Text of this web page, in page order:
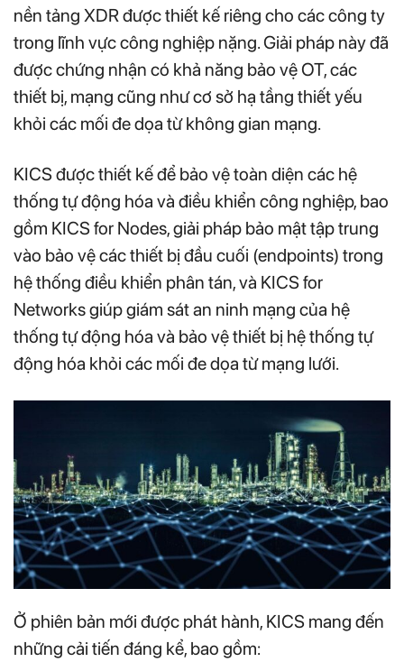
nền tảng XDR được thiết kế riêng cho các công ty
trong lĩnh vực công nghiệp nặng. Giải pháp này đã
được chứng nhận có khả năng bảo vệ OT, các
thiết bị, mạng cũng như cơ sở hạ tầng thiết yếu
khỏi các mối đe dọa từ không gian mạng.
KICS được thiết kế để bảo vệ toàn diện các hệ
thống tự động hóa và điều khiển công nghiệp, bao
gồm KICS for Nodes, giải pháp bảo mật tập trung
vào bảo vệ các thiết bị đầu cuối (endpoints) trong
hệ thống điều khiển phân tán, và KICS for
Networks giúp giám sát an ninh mạng của hệ
thống tự động hóa và bảo vệ thiết bị hệ thống tự
động hóa khỏi các mối đe dọa từ mạng lưới.
Ở phiên bản mới được phát hành, KICS mang đến
những cải tiến đáng kể, bao gồm: